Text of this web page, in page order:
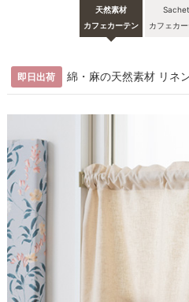
天然素材
カフェカーテン
Sachet
カフェカ
即日出荷 綿・麻の天然素材 リネ